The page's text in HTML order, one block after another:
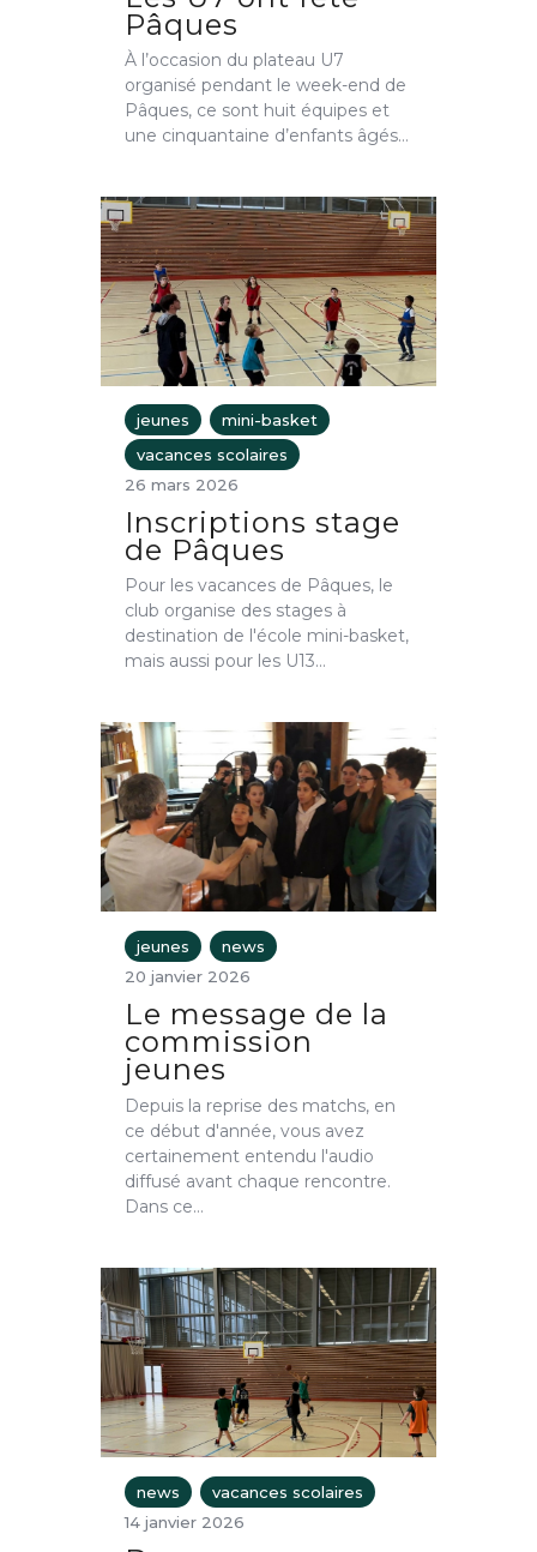
Pâques
À l’occasion du plateau U7
organisé pendant le week-end de
Pâques, ce sont huit équipes et
une cinquantaine d’enfants âgés…
jeunes
mini-basket
vacances scolaires
26 mars 2026
Inscriptions stage
de Pâques
Pour les vacances de Pâques, le
club organise des stages à
destination de l'école mini-basket,
mais aussi pour les U13…
jeunes
news
20 janvier 2026
Le message de la
commission
jeunes
Depuis la reprise des matchs, en
ce début d'année, vous avez
certainement entendu l'audio
diffusé avant chaque rencontre.
Dans ce…
news
vacances scolaires
14 janvier 2026